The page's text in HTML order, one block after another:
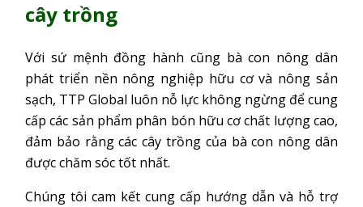
cây trồng
Với sứ mệnh đồng hành cũng bà con nông dân
phát triển nền nông nghiệp hữu cơ và nông sản
sạch, TTP Global luôn nỗ lực không ngừng để cung
cấp các sản phẩm phân bón hữu cơ chất lượng cao,
đảm bảo rằng các cây trồng của bà con nông dân
được chăm sóc tốt nhất.
Chúng tôi cam kết cung cấp hướng dẫn và hỗ trợ